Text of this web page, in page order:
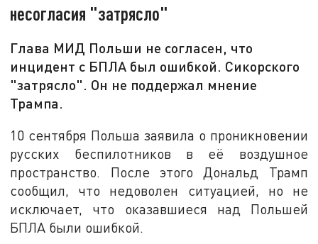
несогласия "затрясло"
Глава МИД Польши не согласен, что
инцидент с БПЛА был ошибкой. Сикорского
"затрясло". Он не поддержал мнение
Трампа.
10 сентября Польша заявила о проникновении
русских беспилотников в её воздушное
пространство. После этого Дональд Трамп
сообщил, что недоволен ситуацией, но не
исключает, что оказавшиеся над Польшей
БПЛА были ошибкой.